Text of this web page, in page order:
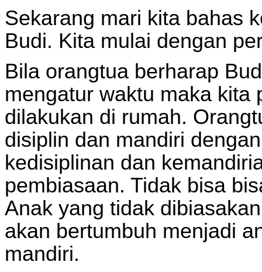
Sekarang mari kita bahas
Budi. Kita mulai dengan
Bila orangtua berharap
mengatur waktu maka kita
dilakukan di rumah.
disiplin dan mandiri
kedisiplinan dan
pembiasaan. Tidak bisa
Anak yang tidak
akan bertumbuh menjadi
mandiri.